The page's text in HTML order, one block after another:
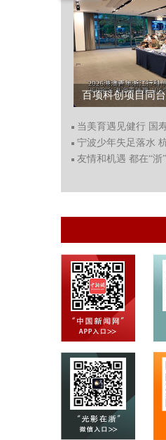
当美育遇见健行 国
友情和机遇 都在“浙